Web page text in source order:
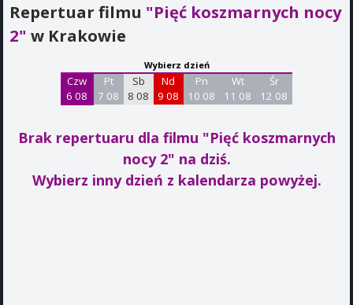
Repertuar filmu "Pięć koszmarnych nocy
2" w Krakowie
Wybierz dzień
Czw
6 08
Pt
7 08
Sb
8 08
Nd
9 08
Pn
10 08
Wt
11 08
Śr
12 08
Brak repertuaru dla filmu "Pięć koszmarnych
nocy 2" na dziś.
Wybierz inny dzień z kalendarza powyżej.